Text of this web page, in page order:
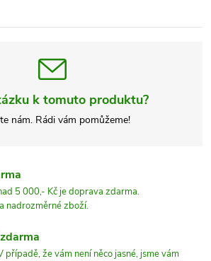
k tomuto produktu?
nám. Rádi vám pomůžeme!
5 000,- Kč je doprava zdarma.
nadrozměrné zboží.
případě, že vám není něco jasné, jsme vám